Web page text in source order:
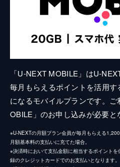
「U-NEXT MOBILE」はU-
毎月もらえるポイントを活用
になるモバイルプランです。
OBILE」のお申し込みが必要と
※U-NEXTの月額プラン会員が毎月もらえる
月額基本料の支払いに充てた場合。
※決済時において支払金額に相当するポイント
録のクレジットカードでのお支払いとなります。